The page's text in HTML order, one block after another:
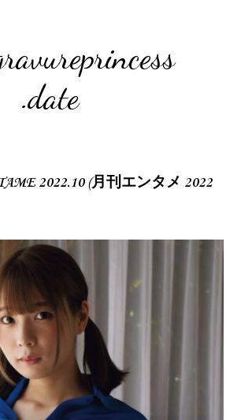
.date
2022.10 (月刊エンタメ 2022